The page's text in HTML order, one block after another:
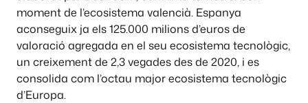
moment de l’ecosistema valencià. Espanya
aconseguix ja els 125.000 milions d’euros de
valoració agregada en el seu ecosistema tecnològic,
un creixement de 2,3 vegades des de 2020, i es
consolida com l’octau major ecosistema tecnològic
d’Europa.